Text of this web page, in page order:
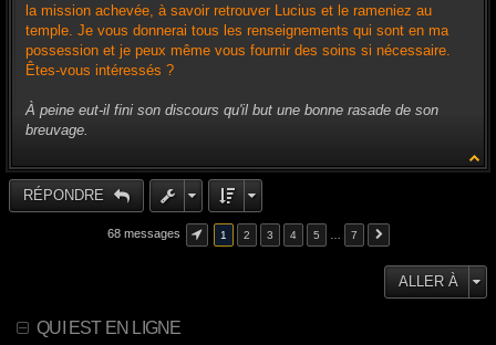
la mission achevée, à savoir retrouver Lucius et le rameniez au
temple. Je vous donnerai tous les renseignements qui sont en ma
possession et je peux même vous fournir des soins si nécessaire.
Êtes-vous intéressés ?
À peine eut-il fini son discours qu'il but une bonne rasade de son
breuvage.
RÉPONDRE
68 messages 1 2 3 4 5 7
ALLER À
QUI EST EN LIGNE